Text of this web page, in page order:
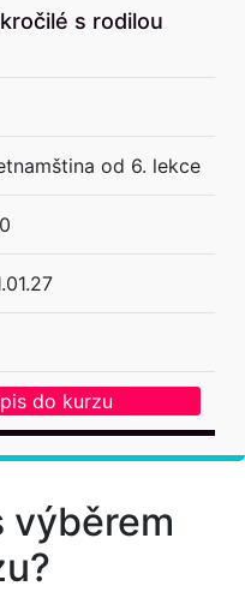
s rodilou
od 6. lekce
do kurzu
výběrem